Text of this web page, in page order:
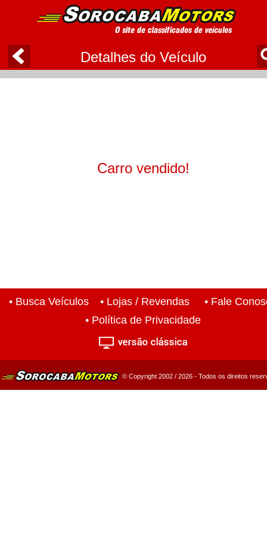
Detalhes do Veículo
Carro vendido!